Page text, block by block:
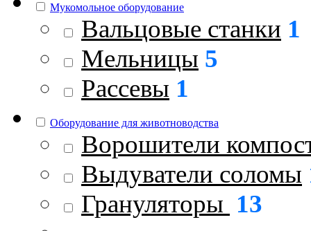
Мукомольное оборудование
Вальцовые станки 1
Мельницы 5
Рассевы 1
Оборудование для животноводства
Ворошители
Выдуватели соломы
Грануляторы 13